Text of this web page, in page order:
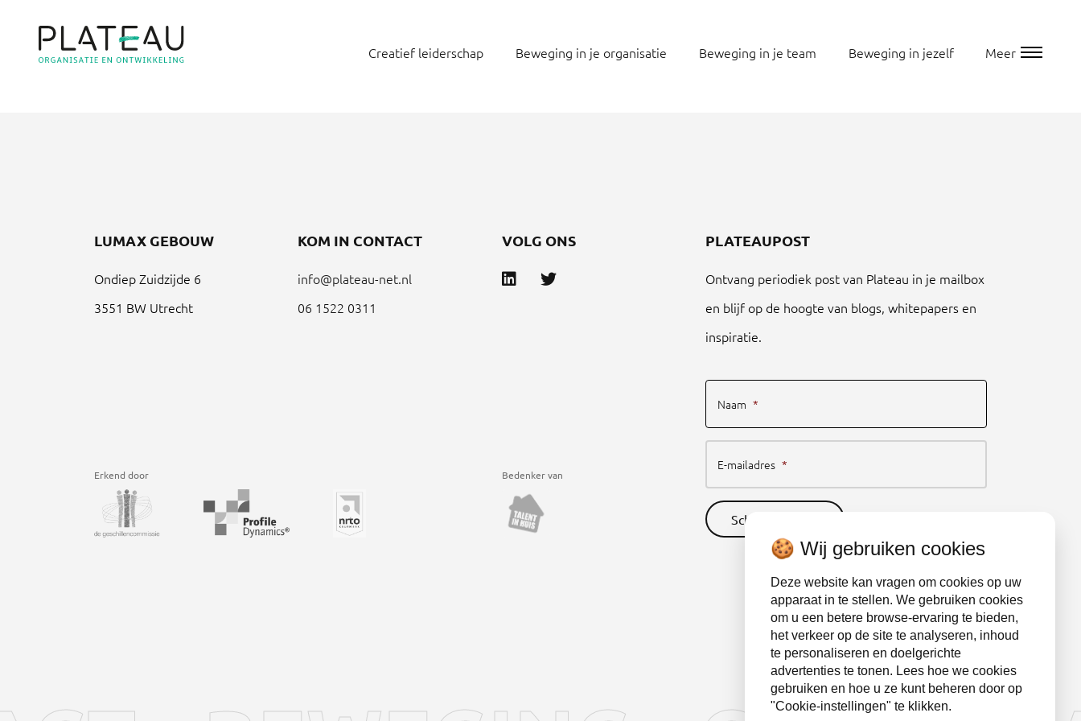
Creatief leiderschap Beweging in je organisatie Beweging in je team Beweging in jezelf Meer
LUMAX GEBOUW
Ondiep Zuidzijde 6
3551 BW Utrecht
KOM IN CONTACT
info@plateau-net.nl
06 1522 0311
VOLG ONS
Erkend door Bedenker van
PLATEAUPOST
Ontvang periodiek post van Plateau in je mailbox
en blijf op de hoogte van blogs, whitepapers en
inspiratie.
Naam *
E-mailadres *
Schrijf je nu in
🍪 Wij gebruiken cookies
Deze website kan vragen om cookies op uw
apparaat in te stellen. We gebruiken cookies
om u een betere browse-ervaring te bieden,
het verkeer op de site te analyseren, inhoud
te personaliseren en doelgerichte
advertenties te tonen. Lees hoe we cookies
gebruiken en hoe u ze kunt beheren door op
"Cookie-instellingen" te klikken.